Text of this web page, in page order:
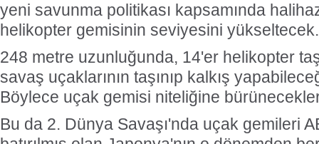
yeni savunma politikası kapsamında
helikopter gemisinin seviyesini yükseltecek.
248 metre uzunluğunda, 14'er helikopter
savaş uçaklarının taşınıp kalkış
Böylece uçak gemisi niteliğine
Bu da 2. Dünya Savaşı'nda uçak gemileri